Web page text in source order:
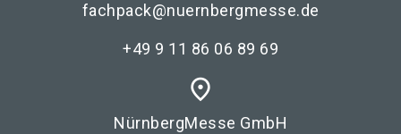
fachpack@nuernbergmesse.de
+49 9 11 86 06 89 69
place
NürnbergMesse GmbH